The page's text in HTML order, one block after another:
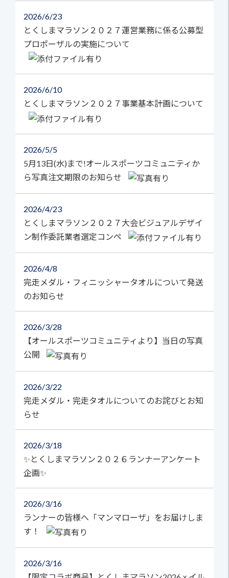
2026 6/23
とくしまマラソン２０２７運営業務に係る公募型
プロポーザルの実施について
2026 6/10
とくしまマラソン２０２７事業基本計画について
2026 5/5
5月13日(水)まで!オールスポーツコミュニティか
ら写真注文期限のお知らせ
2026 4/23
とくしまマラソン２０２７大会ビジュアルデザイ
ン制作委託業者選定コンペ
2026 4/8
完走メダル・フィニッシャータオルについて発送
のお知らせ
2026 3/28
【オールスポーツコミュニティより】当日の写真
公開
2026 3/22
完走メダル・完走タオルについてのお詫びとお知
らせ
2026 3/18
✨とくしまマラソン２０２６ランナーアンケート
企画✨
2026 3/16
ランナーの皆様へ「マンマローザ」をお届けしま
す！
2026 3/16